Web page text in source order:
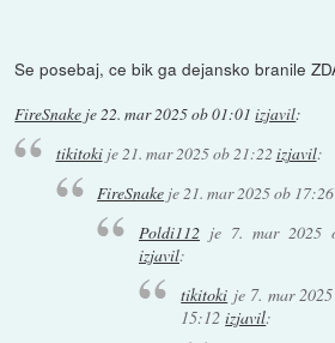
Se posebaj, ce bik ga dejansko branile
FireSnake je 22. mar 2025 ob 01:01 izjavil:
tikitokije21. mar 2025 ob 21:22 izjavil:
FireSnake je 21. mar 2025 ob 17:26
Poldi112je 7. mar 2025
izjavil:
tikitoki je 7. mar
15:12 izjavil: